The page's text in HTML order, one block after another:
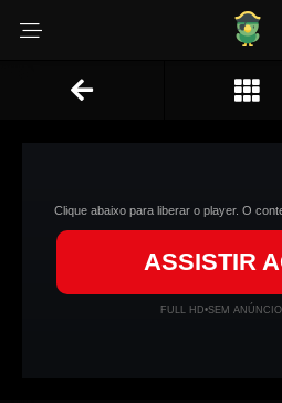
Clique abaixo para liberar o player. O
ASSISTIR
FULL HD•SEM